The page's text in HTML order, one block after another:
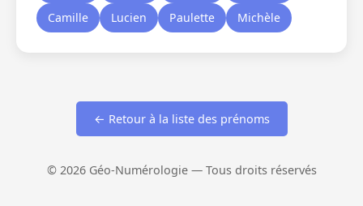
Camille
Lucien Paulette Michèle
← Retour à la liste des prénoms
© 2026 Géo-Numérologie — Tous droits réservés